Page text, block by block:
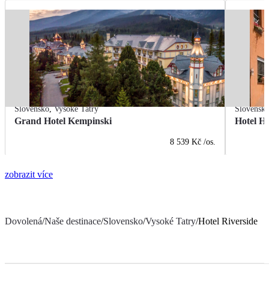
Slovensko,Vysoké Tatry
Grand Hotel Kempinski
8 539 Kč /os.
Hotel
zobrazit více
Dovolená/Naše destinace/Slovensko/Vysoké Tatry/Hotel Riverside